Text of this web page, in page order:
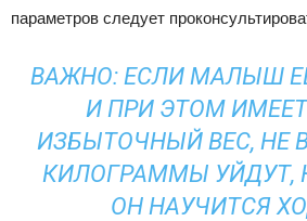
параметров следует
ВАЖНО: ЕСЛИ МАЛЫШ
И ПРИ ЭТОМ
ИЗБЫТОЧНЫЙ ВЕС, НЕ
КИЛОГРАММЫ УЙДУТ,
ОН НАУЧИТСЯ